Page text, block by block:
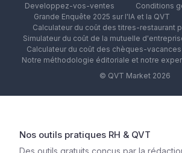
Developpez-vos-ventes
Conditions
Grande Enquête 2025 sur l'IA et la QVT
Calculateur du coût des titres-restaurant
Simulateur du coût de la mutuelle
Calculateur du coût des chèques-
Notre méthodologie éditoriale et notre
© QVT Market 2026
Nos outils pratiques RH & QVT
Des outils gratuits conçus par la